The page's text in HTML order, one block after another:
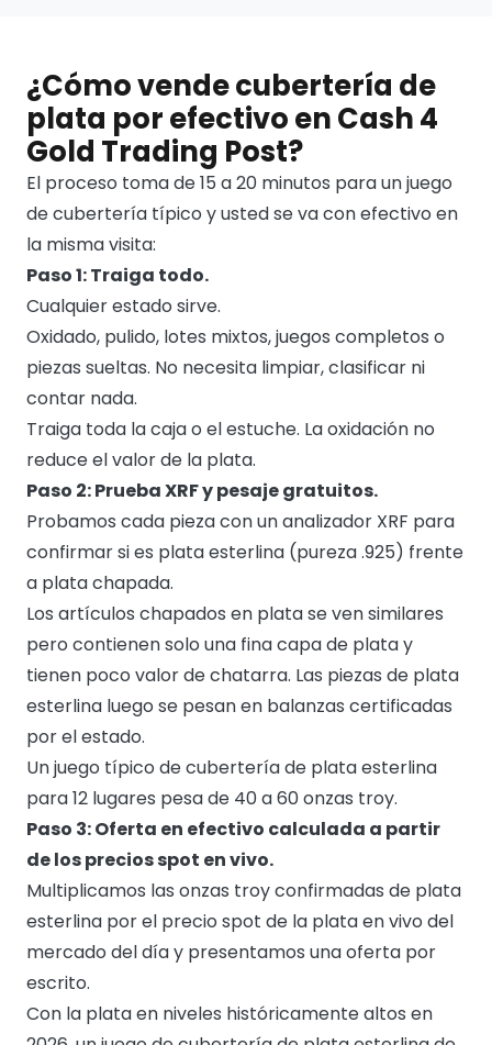
¿Cómo vende cubertería de
plata por efectivo en Cash 4
Gold Trading Post?
El proceso toma de 15 a 20 minutos para un juego
de cubertería típico y usted se va con efectivo en
la misma visita:
Paso 1: Traiga todo.
Cualquier estado sirve.
Oxidado, pulido, lotes mixtos, juegos completos o
piezas sueltas. No necesita limpiar, clasificar ni
contar nada.
Traiga toda la caja o el estuche. La oxidación no
reduce el valor de la plata.
Paso 2: Prueba XRF y pesaje gratuitos.
Probamos cada pieza con un analizador XRF para
confirmar si es plata esterlina (pureza .925) frente
a plata chapada.
Los artículos chapados en plata se ven similares
pero contienen solo una fina capa de plata y
tienen poco valor de chatarra. Las piezas de plata
esterlina luego se pesan en balanzas certificadas
por el estado.
Un juego típico de cubertería de plata esterlina
para 12 lugares pesa de 40 a 60 onzas troy.
Paso 3: Oferta en efectivo calculada a partir
de los precios spot en vivo.
Multiplicamos las onzas troy confirmadas de plata
esterlina por el precio spot de la plata en vivo del
mercado del día y presentamos una oferta por
escrito.
Con la plata en niveles históricamente altos en